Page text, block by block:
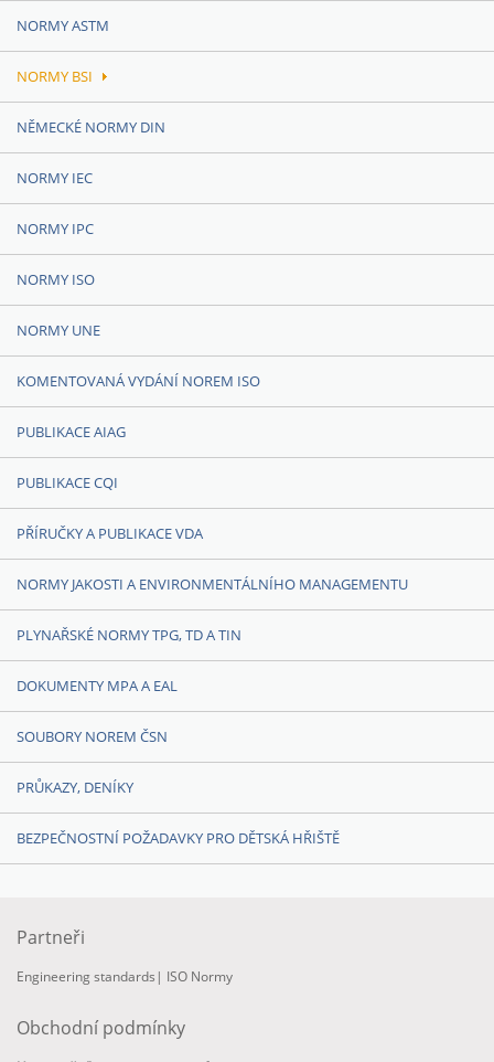
NORMY ASTM
NORMY BSI
NĚMECKÉ NORMY DIN
NORMY IEC
NORMY IPC
NORMY ISO
NORMY UNE
KOMENTOVANÁ VYDÁNÍ NOREM ISO
PUBLIKACE AIAG
PUBLIKACE CQI
PŘÍRUČKY A PUBLIKACE VDA
NORMY JAKOSTI A ENVIRONMENTÁLNÍHO MANAGEMENTU
PLYNAŘSKÉ NORMY TPG, TD A TIN
DOKUMENTY MPA A EAL
SOUBORY NOREM ČSN
PRŮKAZY, DENÍKY
BEZPEČNOSTNÍ POŽADAVKY PRO DĚTSKÁ HŘIŠTĚ
Partneři
Engineering standards | ISO Normy
Obchodní podmínky